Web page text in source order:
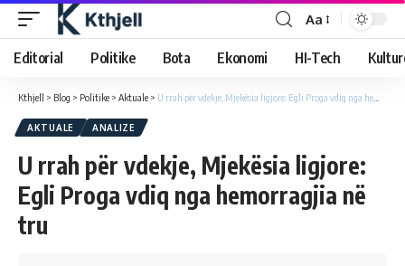
Aa
Editorial Politike Bota Ekonomi HI-Tech
Kthjell > Blog > Politike > Aktuale > U rrah për vdekje, Mjekësia ligjore: Egli Proga vdiq nga hemorragjia në tru
AKTUALE ANALIZE
U rrah për vdekje, Mjekësia ligjore:
Egli Proga vdiq nga hemorragjia në
tru